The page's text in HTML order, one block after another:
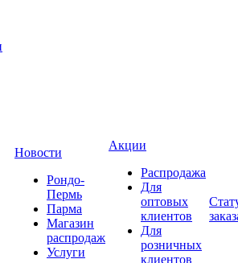
Новости
Рондо-
Пермь
Парма
Магазин
распродаж
Услуги
Акции
Распродажа
Для
оптовых
клиентов
Для
розничных
клиентов